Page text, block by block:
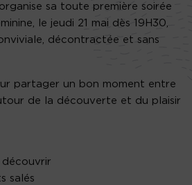
organise sa toute première soirée
le jeudi 21 mai dès 19H30,
décontractée et sans
partager un bon moment entre
de la découverte et du plaisir
découvrir
salés